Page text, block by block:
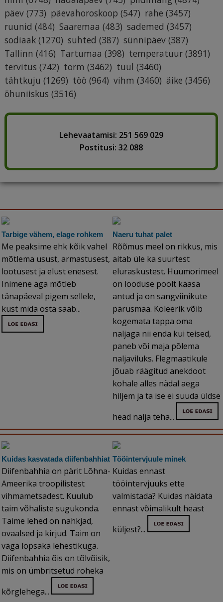
päev (773) päevahoroskoop (547) rahe (3457)
ruunid (484) Saaremaa (483) sademed (3457)
sodiaak (1270) suhted (387) sünnipäev (387)
Tallinn (416) Tartumaa (398) temperatuur (3891)
tervitus (742) torm (3462) tuul (3460)
tähtkuju (1269) töö (964) vihm (3460) äike (3456)
õhuniiskus (3516)
Lehevaatamisi: 251 569 029
Postitusi: 32 088
Tarbige vähem, elage rohkem
Me peaksime ehk kõik vahel
mõtlema usust, armastusest,
lootusest ja elust enesest.
Inimene aga mõtleb
tänapäeval pigem sellele,
kust mida osta saab...
Naeru tuhat palet
Rõõmus meel on rikkus, mis
aitab üle ka suurtest
eluraskustest. Huumorimeel
on looduse poolt kaasa
antud ja on sangviinikute
pärusmaa. Koleerik võib
kogemata tappa oma
naljaga nii enda kui teised,
paneb või maja põlema
naljaviluks. Flegmaatikule
jõuab räägitud anekdoot
kohale alles nädal aega
hiljem ja ta ise ei suuda üldse
head nalja teha...
Kuidas kasvatada diifenbahhiat
Diifenbahhia on pärit Lõhna-
Ameerika troopilistest
vihmametsadest. Kuulub
taim võhaliste sugukonda.
Taime lehed on nahkjad,
ovaalsed ja kirjud. Taim on
väga lopsaka lehestikuga.
Diifenbahhia õis on tõlvõisik,
mis on ümbritsetud roheka
kõrglehega...
Tööintervjuule minek
Kuidas ennast
tööintervjuuks ette
valmistada? Kuidas näidata
ennast võimalikult heast
küljest?...